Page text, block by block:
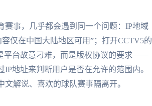
赛事，几乎都会遇到同一个问题：IP地域
仅在中国大陆地区可用”；打开CCTV5的
平台故意刁难，而是版权协议的要求——
地址来判断用户是否在允许的范围内。
解说、喜欢的球队赛事隔离开。